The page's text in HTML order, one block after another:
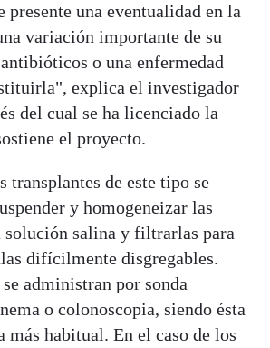
presente una eventualidad en la
variación importante de su
o una enfermedad
explica el investigador
del cual se ha licenciado la
el proyecto.
transplantes de este tipo se
y homogeneizar las
solución salina y filtrarlas para
difícilmente disgregables.
administran por sonda
o colonoscopia, siendo ésta
habitual. En el caso de los